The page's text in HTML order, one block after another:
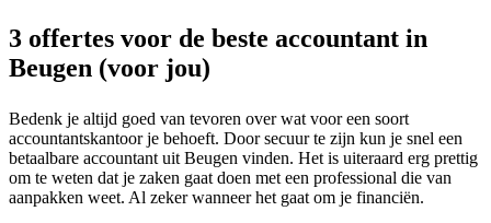
3 offertes voor de beste accountant in
Beugen (voor jou)
Bedenk je altijd goed van tevoren over wat voor een soort
accountantskantoor je behoeft. Door secuur te zijn kun je snel een
betaalbare accountant uit Beugen vinden. Het is uiteraard erg prettig
om te weten dat je zaken gaat doen met een professional die van
aanpakken weet. Al zeker wanneer het gaat om je financiën.